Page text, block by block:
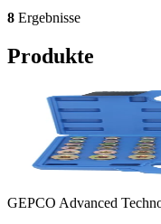
8 Ergebnisse
Produkte
GEPCO Advanced